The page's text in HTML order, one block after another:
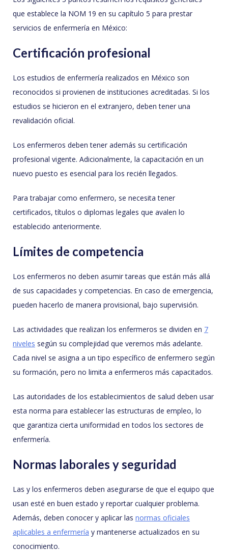
que establece la NOM 19 en su capítulo 5 para prestar
servicios de enfermería en México:
Certificación profesional
Los estudios de enfermería realizados en México son
reconocidos si provienen de instituciones acreditadas. Si los
estudios se hicieron en el extranjero, deben tener una
revalidación oficial.
Los enfermeros deben tener además su certificación
profesional vigente. Adicionalmente, la capacitación en un
nuevo puesto es esencial para los recién llegados.
Para trabajar como enfermero, se necesita tener
certificados, títulos o diplomas legales que avalen lo
establecido anteriormente.
Límites de competencia
Los enfermeros no deben asumir tareas que están más allá
de sus capacidades y competencias. En caso de emergencia,
pueden hacerlo de manera provisional, bajo supervisión.
Las actividades que realizan los enfermeros se dividen en 7
niveles según su complejidad que veremos más adelante.
Cada nivel se asigna a un tipo específico de enfermero según
su formación, pero no limita a enfermeros más capacitados.
Las autoridades de los establecimientos de salud deben usar
esta norma para establecer las estructuras de empleo, lo
que garantiza cierta uniformidad en todos los sectores de
enfermería.
Normas laborales y seguridad
Las y los enfermeros deben asegurarse de que el equipo que
usan esté en buen estado y reportar cualquier problema.
Además, deben conocer y aplicar las normas oficiales
aplicables a enfermería y mantenerse actualizados en su
conocimiento.